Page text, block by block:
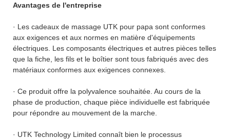
Avantages de l'entreprise
· Les cadeaux de massage UTK pour papa sont conformes
aux exigences et aux normes en matière d'équipements
électriques. Les composants électriques et autres pièces telles
que la fiche, les fils et le boîtier sont tous fabriqués avec des
matériaux conformes aux exigences connexes.
· Ce produit offre la polyvalence souhaitée. Au cours de la
phase de production, chaque pièce individuelle est fabriquée
pour répondre au mouvement de la marche.
· UTK Technology Limited connaît bien le processus